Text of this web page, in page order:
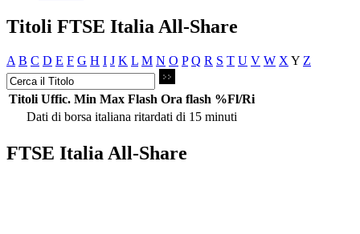
Titoli FTSE Italia All-Share
A B C D E F G H I J K L M N O P Q R S T U V W X Y Z
Titoli Uffic. Min Max Flash Ora flash %Fl/Ri
Dati di borsa italiana ritardati di 15 minuti
FTSE Italia All-Share